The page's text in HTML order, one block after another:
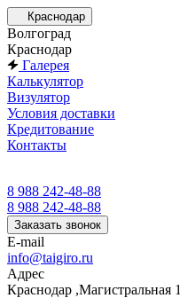
Краснодар
Волгоград
Краснодар
Галерея
Калькулятор
Визулятор
Условия доставки
Кредитование
Контакты
8 988 242-48-88
8 988 242-48-88
Заказать звонок
E-mail
info@taigiro.ru
Адрес
Краснодар ,Магистральная 1